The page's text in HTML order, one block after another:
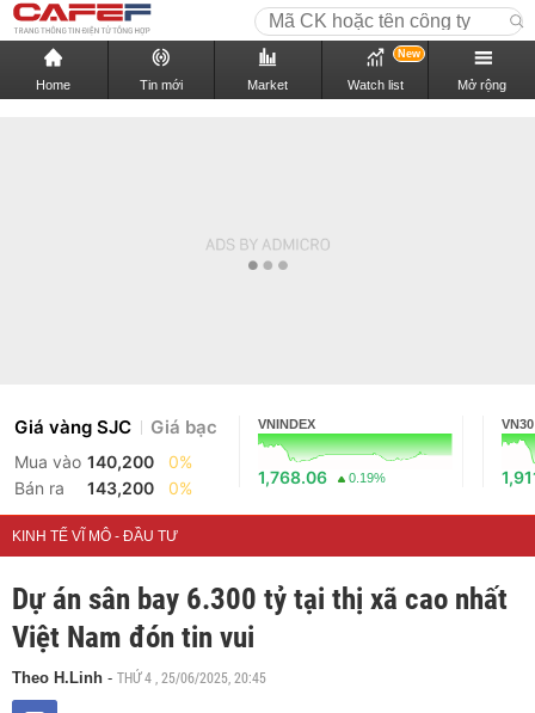
Home Tin mới Market Watch list
New
Mở rộng
Giá vàng SJC Giá bạc
Mua vào 140,200
0%
Bán ra
143,200 0%
VNINDEX
1,768.06 0.19%
VN30
KINH TẾ VĨ MÔ - ĐẦU TƯ
Dự án sân bay 6.300 tỷ tại thị xã cao nhất
Việt Nam đón tin vui
Theo H.Linh - THỨ 4 , 25/06/2025, 20:45